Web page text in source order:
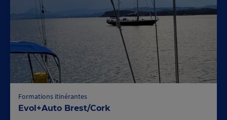
Formations itinérantes
Evol+Auto Brest/Cork